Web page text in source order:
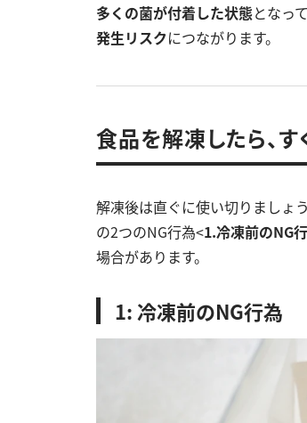
多くの菌が付着した状態となっ
発生リスクにつながります。
食品を解凍したら、す
解凍後は直ぐに使い切りましょ
の2つのNG行為<1.冷凍前のNG
場合があります。
1: 冷凍前のNG行為